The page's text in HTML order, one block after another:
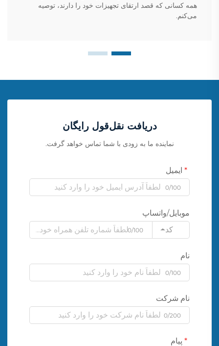
همه کسانی که قصد ارتقای تجهیزات خود را دارند، توصیه
می‌کنم.
دریافت نقل‌قول رایگان
نماینده ما به زودی با شما تماس خواهد گرفت.
ایمیل
0/100
موبایل/واتساپ
کد
0/100
نام
0/100
نام شرکت
0/200
پیام